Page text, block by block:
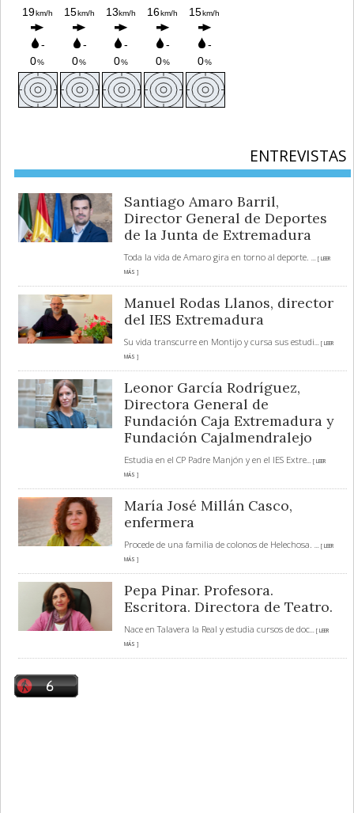
ENTREVISTAS
Santiago Amaro Barril,
Director General de Deportes
de la Junta de Extremadura
Toda la vida de Amaro gira en torno al deporte. ... [ LEER
MÁS ]
Manuel Rodas Llanos, director
del IES Extremadura
Su vida transcurre en Montijo y cursa sus estudi... [ LEER
MÁS ]
Leonor García Rodríguez,
Directora General de
Fundación Caja Extremadura y
Fundación Cajalmendralejo
Estudia en el CP Padre Manjón y en el IES Extre... [ LEER
MÁS ]
María José Millán Casco,
enfermera
Procede de una familia de colonos de Helechosa. ... [ LEER
MÁS ]
Pepa Pinar. Profesora.
Escritora. Directora de Teatro.
Nace en Talavera la Real y estudia cursos de doc... [ LEER
MÁS ]